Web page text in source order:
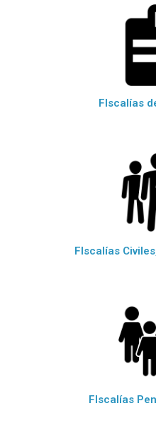
FIscalías
FIscalías
FIscalías